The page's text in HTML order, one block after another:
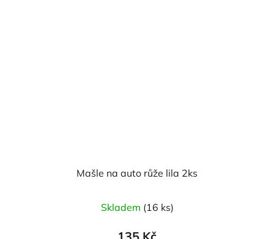
Mašle na auto růže lila 2ks
Skladem (16 ks)